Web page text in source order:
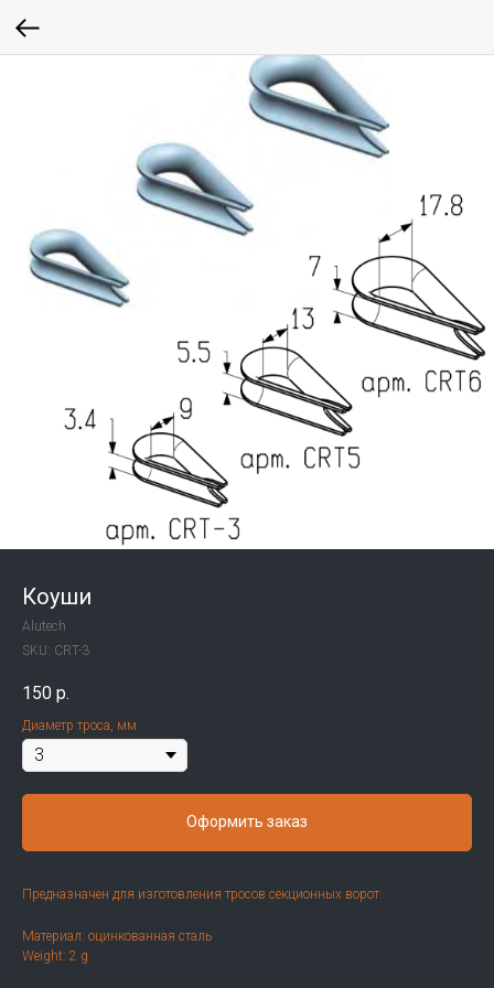
Коуши
Alutech
SKU: CRT-3
150 р.
Диаметр троса, мм
Оформить заказ
Предназначен для изготовления тросов секционных ворот.
Материал: оцинкованная сталь
Weight: 2 g